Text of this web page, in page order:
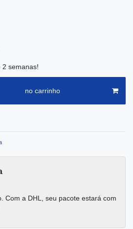
2 semanas!
no carrinho
Com a DHL, seu pacote estará com